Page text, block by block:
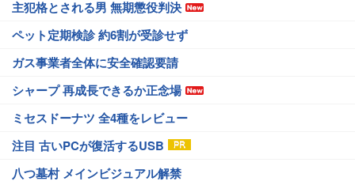
主犯格とされる男 無期懲役判決
ペット定期検診 約6割が受診せず
ガス事業者全体に安全確認要請
シャープ 再成長できるか正念場
ミセスドーナツ 全4種をレビュー
注目 古いPCが復活するUSB
八つ墓村 メインビジュアル解禁